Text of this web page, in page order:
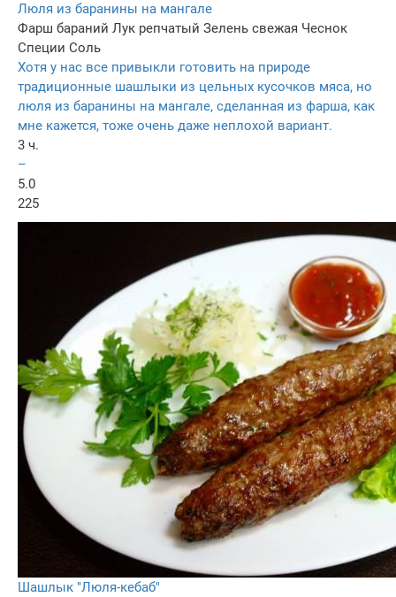
Люля из баранины на мангале
Фарш бараний Лук репчатый Зелень свежая Чеснок
Специи Соль
Хотя у нас все привыкли готовить на природе
традиционные шашлыки из цельных кусочков мяса, но
люля из баранины на мангале, сделанная из фарша, как
мне кажется, тоже очень даже неплохой вариант.
3 ч.
–
5.0
225
Шашлык "Люля-кебаб"